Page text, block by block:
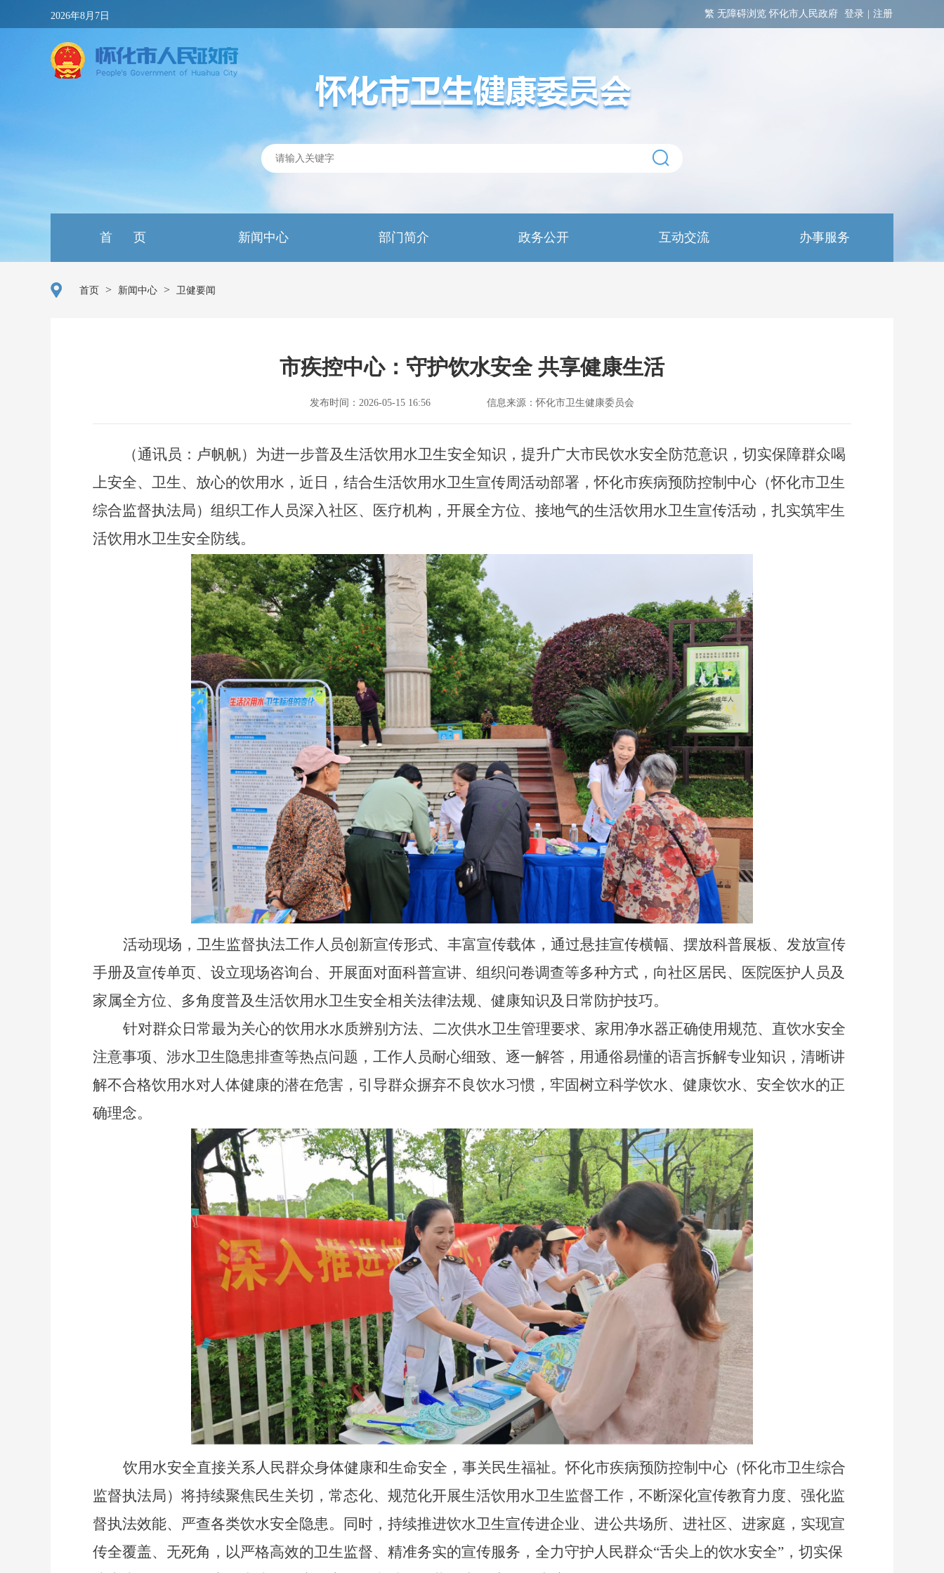
2026年8月7日 繁 无障碍浏览 怀化市人民政府 登录 注册
首 页 新闻中心 部门简介 政务公开 互动交流 办事服务
首页 > 新闻中心 > 卫健要闻
市疾控中心：守护饮水安全 共享健康生活
发布时间：2026-05-15 16:56 信息来源：怀化市卫生健康委员会
（通讯员：卢帆帆） 为进一步普及生活饮用水卫生安全知识，提升广大市民饮水安全防范意识，切实保障群众喝
上安全、卫生、放心的饮用水， 近日，结合生活饮用水卫生宣传周活动部署，怀化市疾病预防控制中心（怀化市卫生
综合监督执法局） 组织工作人员深入社区、医疗机构，开展全方位、接地气的生活饮用水卫生宣传活动，扎实筑牢生
活饮用水卫生安全防线。
活动现场，卫生监督执法工作人员创新宣传形式、丰富宣传载体， 通过悬挂宣传横幅、摆放科普展板、 发放宣传
手册及宣传单页、设立现场咨询台、开展面对面科普宣讲、组织问卷调查等多种方式， 向社区居民、医院医护人员及
家属全方位、多角度普及生活饮用水卫生安全相关法律法规、健康知识及日常防护技巧。
针对群众日常最为关心的饮用水水质辨别方法、二次供水卫生管理要求、家用净水器正确使用规范、直饮水安全
注意事项、涉水卫生隐患排查等热点问题，工作人员耐心细致、逐一解答，用通俗易懂的语言拆解专业知识，清晰讲
解不合格饮用水对人体健康的潜在危害，引导群众摒弃不良饮水习惯，牢固树立科学饮水、健康饮水、安全饮水的正
确理念。
饮用水安全直接关系人民群众身体健康和生命安全，事关民生福祉。怀化市疾病预防控制中心（怀化市卫生综合
监督执法局）将持续聚焦民生关切， 常态化、规范化开展生活饮用水卫生监督工作，不断深化宣传教育力度、强化监
督执法效能、严查各类饮水安全隐患。同时，持续推进饮水卫生宣传进企业、进公共场所、进社区、进家庭，实现宣
传全覆盖、无死角，以严格高效的卫生监督、精准务实的宣传服务，全力守护人民群众“舌尖上的饮水安全”，切实保